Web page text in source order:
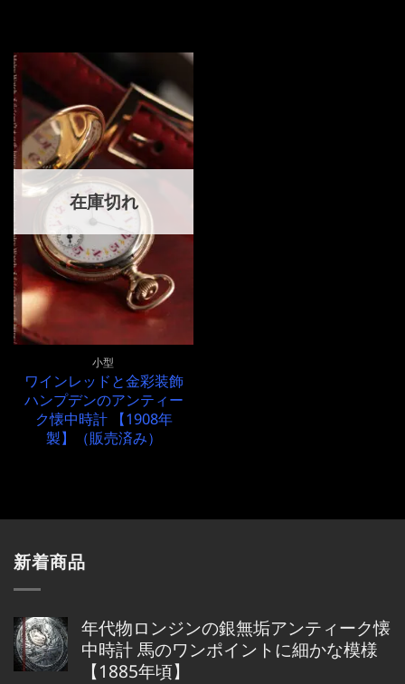
在庫切れ
小型
ワインレッドと金彩装飾
ハンプデンのアンティー
ク懐中時計 【1908年
製】（販売済み）
新着商品
年代物ロンジンの銀無垢アンティーク懐
中時計 馬のワンポイントに細かな模様
【1885年頃】